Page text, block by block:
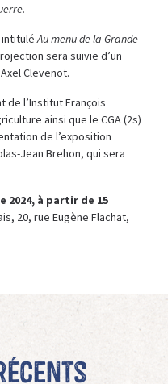
intitulé Au menu de la Grande
sera suivie d’un
Clevenot.
de l’Institut François
ainsi que le CGA (2s)
de l’exposition
Jean Brehon, qui sera
2024, à partir de 15
20, rue Eugène Flachat,